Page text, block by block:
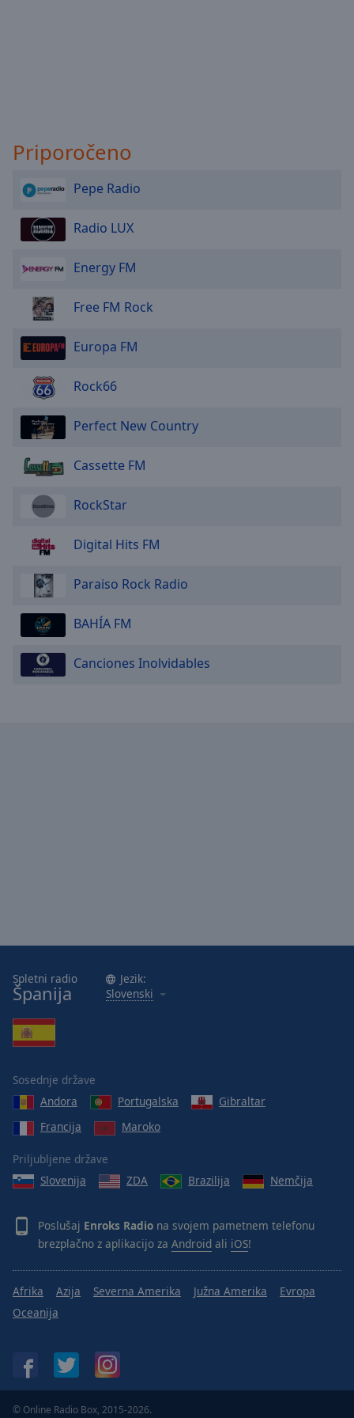
Priporočeno
Pepe Radio
Radio LUX
Energy FM
Free FM Rock
Europa FM
Rock66
Perfect New Country
Cassette FM
RockStar
Digital Hits FM
Paraiso Rock Radio
BAHÍA FM
Canciones Inolvidables
Spletni radio
Španija
Jezik:
Slovenski
Sosednje države
Andora
Portugalska
Gibraltar
Francija
Maroko
Priljubljene države
Slovenija
ZDA Brazilija Nemčija
Poslušaj Enroks Radio na svojem pametnem telefonu
brezplačno z aplikacijo za Android ali iOS!
Afrika Azija Severna Amerika Južna Amerika
Evropa
Oceanija
© Online Radio Box, 2015-2026.